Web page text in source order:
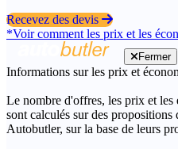
Recevez des devis
*Voir comment les prix et les
Fermer
Informations sur les prix et
Le nombre d'offres, les prix et les
sont calculés sur des propositions
Autobutler, sur la base de leurs